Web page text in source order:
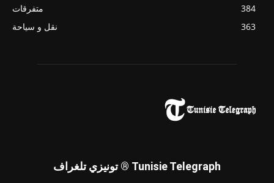
متفرقات
384
نقل و سياحة
363
تونيزي تلغراف ® Tunisie Telegraph